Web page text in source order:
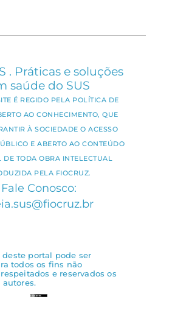
. Práticas e soluções
saúde do SUS
É REGIDO PELA POLÍTICA DE
AO CONHECIMENTO, QUE
À SOCIEDADE O ACESSO
E ABERTO AO CONTEÚDO
DE TODA OBRA INTELECTUAL
PELA FIOCRUZ.
Fale Conosco:
deste portal pode ser
todos os fins não
e reservados os